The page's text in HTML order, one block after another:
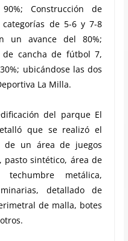
Construcción de
de 5-6 y 7-8
un avance del 80%;
cancha de fútbol 7,
ubicándose las dos
La Milla.
del parque El
que se realizó el
de un área de juegos
sintético, área de
metálica,
detallado de
de malla, botes